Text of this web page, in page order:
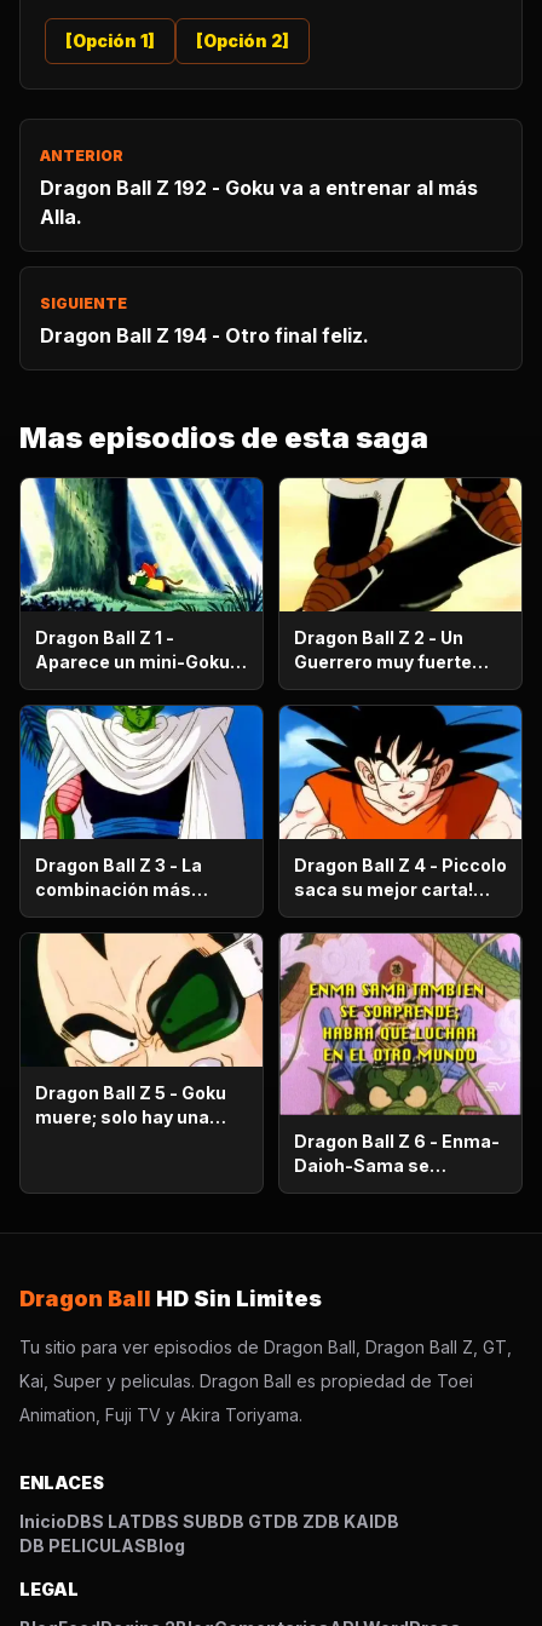
[Opción 1] [Opción 2]
ANTERIOR
Dragon Ball Z 192 - Goku va a entrenar al más
Alla.
SIGUIENTE
Dragon Ball Z 194 - Otro final feliz.
Mas episodios de esta saga
Dragon Ball Z 1 -
Aparece un mini-Goku,
su nombre es Gohan.
Dragon Ball Z 2 - Un
Guerrero muy fuerte
con antecedentes
históricos; se trata del
hermano mayor de
Goku.
Dragon Ball Z 3 - La
combinación más
fuerte de este Mundo.
Dragon Ball Z 4 - Piccolo
saca su mejor carta!
Gohan, un niño llorón.
Dragon Ball Z 5 - Goku
muere; solo hay una
Dragon Ball Z 6 - Enma-
Daioh-Sama se
sorprende. Habrá que
mundo?
Dragon Ball HD Sin Limites
Tu sitio para ver episodios de Dragon Ball, Dragon Ball Z, GT,
Kai, Super y peliculas. Dragon Ball es propiedad de Toei
Animation, Fuji TV y Akira Toriyama.
ENLACES
InicioDBS LATDBS SUBDB GTDB ZDB KAIDB
DB PELICULASBlog
LEGAL